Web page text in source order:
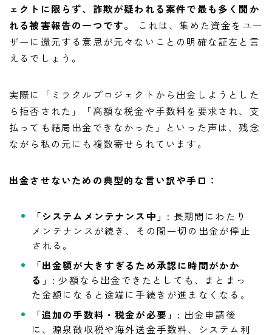
ェクトに限らず、詐欺が疑われる案件で最も多く聞か
れる被害報告の一つです。
これは、集めた資金をユー
ザーに還元する意思が元々ないことの明確な証左と言
えるでしょう。
実際に「ミラクルプロジェクトから出金しようとした
ら拒否された」「高額な税金や手数料を要求され、支
払っても結局出金できなかった」といった声は、残念
ながら私の元にも複数寄せられています。
出金させないための典型的な言い訳や手口：
「システムメンテナンス中」: 長期間にわたり
メンテナンスが続き、その間一切の出金が停止
される。
「出金額が大きすぎるため承認に時間がかか
る」: 少額なら出金できたとしても、まとまっ
た金額になると途端に手続きが進まなくなる。
「追加の手数料・税金が必要」: 出金申請後
に、源泉徴収税や海外送金手数料、システム利